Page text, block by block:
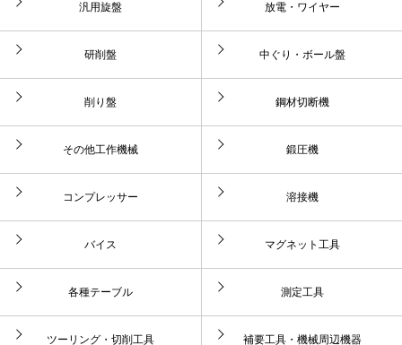
汎用旋盤 放電・ワイヤー
研削盤 中ぐり・ボール盤
削り盤 鋼材切断機
その他工作機械 鍛圧機
コンプレッサー 溶接機
バイス マグネット工具
各種テーブル 測定工具
ツーリング・切削工具 補要工具・機械周辺機器